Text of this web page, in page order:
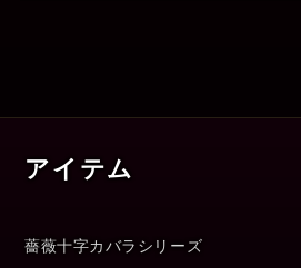
アイテム
薔薇十字カバラシリーズ